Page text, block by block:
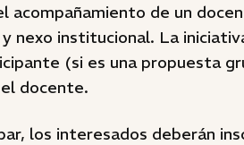
acompañamiento de un
nexo institucional. La
(si es una propuesta
docente.
los interesados deberán